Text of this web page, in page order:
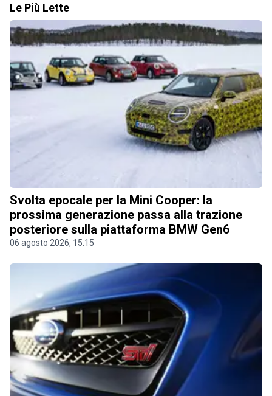
Le Più Lette
Svolta epocale per la Mini Cooper: la
prossima generazione passa alla trazione
posteriore sulla piattaforma BMW Gen6
06 agosto 2026, 15.15